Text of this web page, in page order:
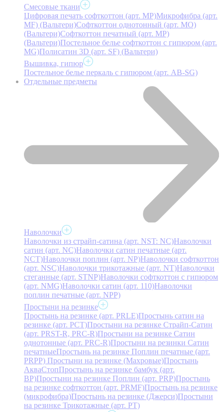
Смесовые ткани
Цифровая печать софткоттон (арт. MP)Микрофибра (арт.
MF) (Вальтери)Софткоттон однотонный (арт. MO)
(Вальтери)Софткоттон печатный (арт. MР)
(Вальтери)Постельное белье софткоттон с гипюром (арт.
MG)Полисатин 3D (арт. SF) (Вальтери)
Вышивка, гипюр
Постельное белье перкаль с гипюром (арт. AB-SG)
Отдельные предметы
Наволочки
Наволочки из страйп-сатина (арт. NST: NC)Наволочки
сатин (арт. NC)Наволочки сатин печатные (арт.
NCT)Наволочки поплин (арт. NP)Наволочки софткоттон
(арт. NSC)Наволочки трикотажные (арт. NT)Наволочки
стеганные (арт. STNP)Наволочки софткоттон с гипюром
(арт. NMG)Наволочки сатин (арт. 110)Наволочки
поплин печатные (арт. NPP)
Простыни на резинке
Простынь на резинке (арт. PRLE)Простынь сатин на
резинке (арт. PCT)Простыни на резинке Страйп-Сатин
(арт. PRST-R, PRC-R)Простыни на резинке Сатин
однотонные (арт. PRC-R)Простыни на резинки Сатин
печатныеПростынь на резинке Поплин печатные (арт.
PRPP) Простыни на резинке (Махровые)Простынь
АкваСтопПростынь на резинке бамбук (арт.
BP)Простыни на резинке Поплин (арт. PRP)Простынь
на резинке софткоттон (арт. PRMF)Простынь на резинке
(микрофибра)Простынь на резинке (Джерси)Простыни
на резинке Трикотажные (арт. РТ)